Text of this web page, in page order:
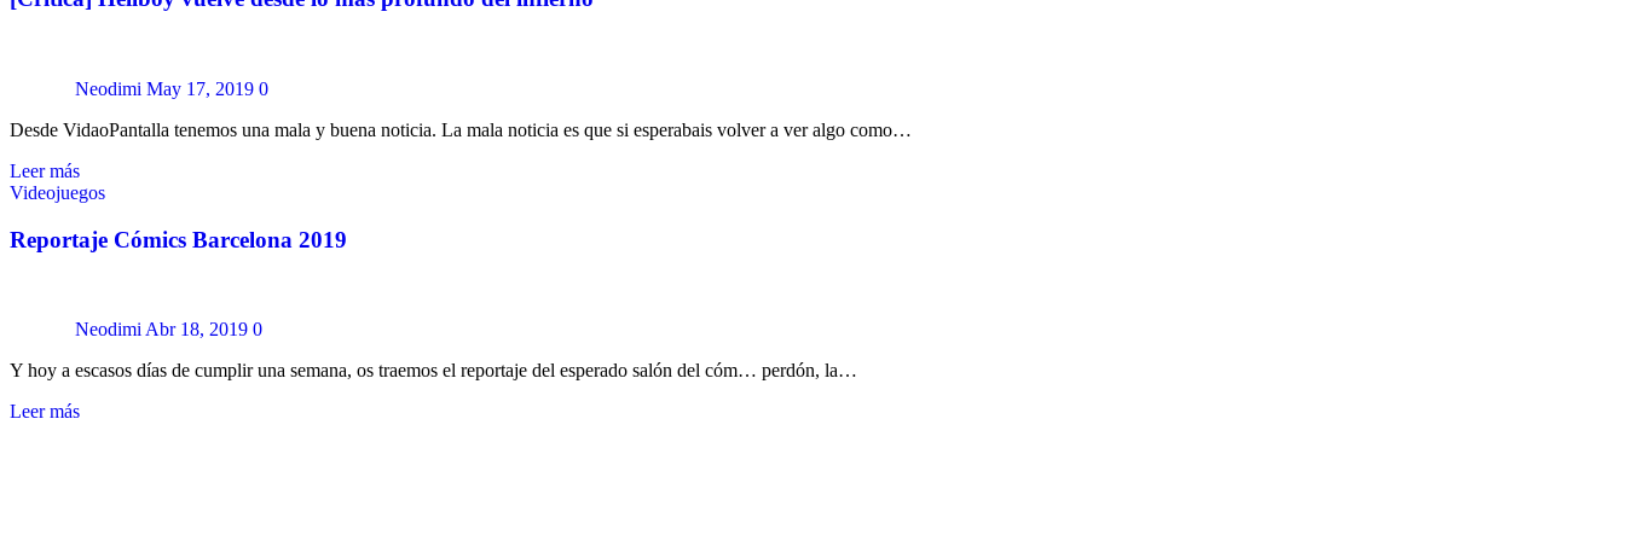
Neodimi May 17, 2019 0
Desde VidaoPantalla tenemos una mala y buena noticia. La mala noticia es que si esperabais volver a ver algo como…
Leer más
Videojuegos
Reportaje Cómics Barcelona 2019
Neodimi Abr 18, 2019 0
Y hoy a escasos días de cumplir una semana, os traemos el reportaje del esperado salón del cóm… perdón, la…
Leer más